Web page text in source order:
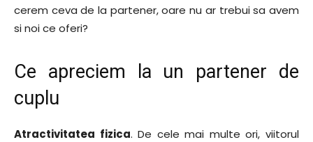
cerem ceva de la partener, oare nu ar trebui sa avem
si noi ce oferi?
Ce apreciem la un partener de
cuplu
Atractivitatea fizica. De cele mai multe ori, viitorul